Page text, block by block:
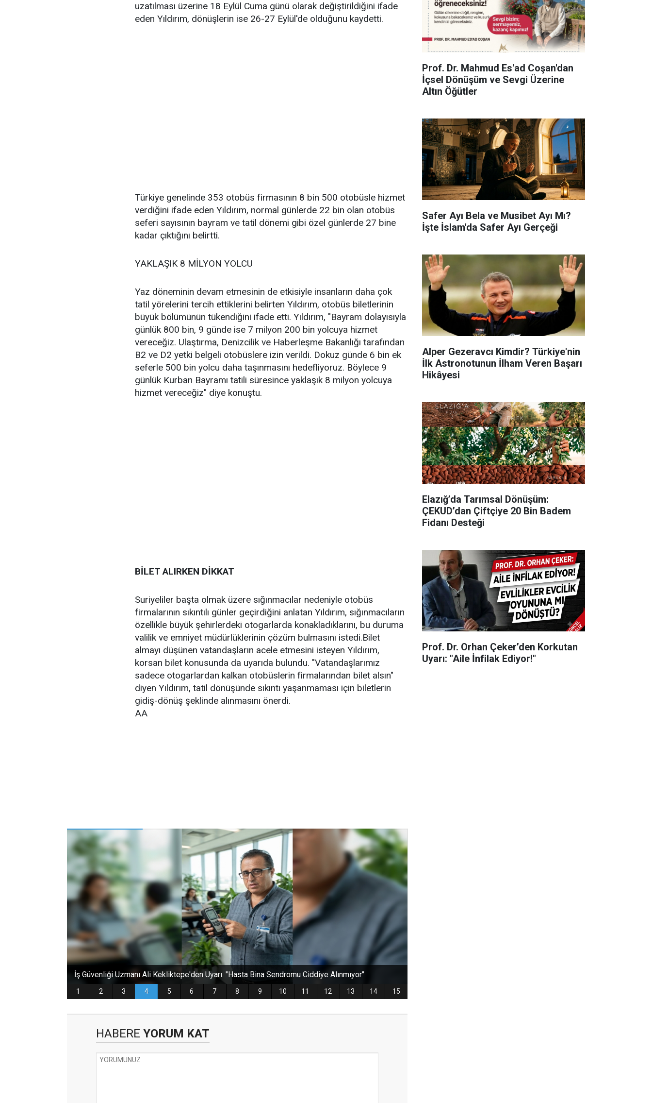
uzatılması üzerine 18 Eylül Cuma günü olarak değiştirildiğini ifade
eden Yıldırım, dönüşlerin ise 26-27 Eylül'de olduğunu kaydetti.
Türkiye genelinde 353 otobüs firmasının 8 bin 500 otobüsle hizmet
verdiğini ifade eden Yıldırım, normal günlerde 22 bin olan otobüs
seferi sayısının bayram ve tatil dönemi gibi özel günlerde 27 bine
kadar çıktığını belirtti.
YAKLAŞIK 8 MİLYON YOLCU
Yaz döneminin devam etmesinin de etkisiyle insanların daha çok
tatil yörelerini tercih ettiklerini belirten Yıldırım, otobüs biletlerinin
büyük bölümünün tükendiğini ifade etti. Yıldırım, "Bayram dolayısıyla
günlük 800 bin, 9 günde ise 7 milyon 200 bin yolcuya hizmet
vereceğiz. Ulaştırma, Denizcilik ve Haberleşme Bakanlığı tarafından
B2 ve D2 yetki belgeli otobüslere izin verildi. Dokuz günde 6 bin ek
seferle 500 bin yolcu daha taşınmasını hedefliyoruz. Böylece 9
günlük Kurban Bayramı tatili süresince yaklaşık 8 milyon yolcuya
hizmet vereceğiz" diye konuştu.
BİLET ALIRKEN DİKKAT
Suriyeliler başta olmak üzere sığınmacılar nedeniyle otobüs
firmalarının sıkıntılı günler geçirdiğini anlatan Yıldırım, sığınmacıların
özellikle büyük şehirlerdeki otogarlarda konakladıklarını, bu duruma
valilik ve emniyet müdürlüklerinin çözüm bulmasını istedi.Bilet
almayı düşünen vatandaşların acele etmesini isteyen Yıldırım,
korsan bilet konusunda da uyarıda bulundu. "Vatandaşlarımız
sadece otogarlardan kalkan otobüslerin firmalarından bilet alsın"
diyen Yıldırım, tatil dönüşünde sıkıntı yaşanmaması için biletlerin
gidiş-dönüş şeklinde alınmasını önerdi.
AA
HABERE YORUM KAT
Prof. Dr. Mahmud Es'ad Coşan'dan
İçsel Dönüşüm ve Sevgi Üzerine
Altın Öğütler
Safer Ayı Bela ve Musibet Ayı Mı?
İşte İslam'da Safer Ayı Gerçeği
Alper Gezeravcı Kimdir? Türkiye'nin
İlk Astronotunun İlham Veren Başarı
Hikâyesi
​Elazığ’da Tarımsal Dönüşüm:
ÇEKUD’dan Çiftçiye 20 Bin Badem
Fidanı Desteği
Prof. Dr. Orhan Çeker’den Korkutan
Uyarı: "Aile İnfilak Ediyor!"